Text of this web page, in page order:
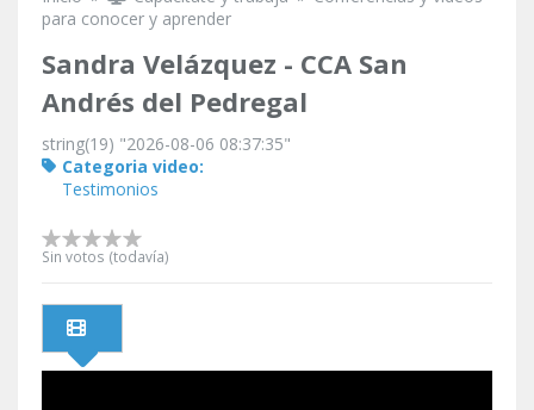
Se encuentra usted aquí
para conocer y aprender
Sandra Velázquez - CCA San
Andrés del Pedregal
string(19) "2026-08-06 08:37:35"
Categoria video:
Testimonios
Sin votos (todavía)